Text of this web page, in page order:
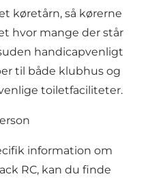
køretårn, så kørerne
hvor mange der står
handicapvenligt
til både klubhus og
toiletfaciliteter.
information om
RC, kan du finde